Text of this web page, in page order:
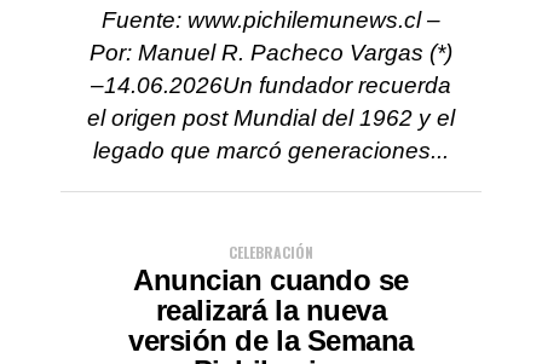
Fuente: www.pichilemunews.cl –
Por: Manuel R. Pacheco Vargas (*)
–14.06.2026Un fundador recuerda
el origen post Mundial del 1962 y el
legado que marcó generaciones...
CELEBRACIÓN
Anuncian cuando se
realizará la nueva
versión de la Semana